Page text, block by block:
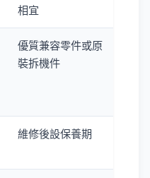
相宜
優質兼容零件或原
裝拆機件
維修後設保養期